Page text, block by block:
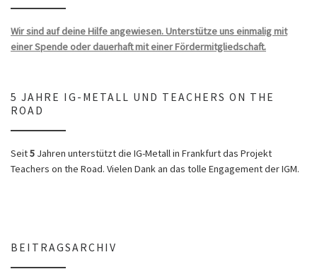
Wir sind auf deine Hilfe angewiesen. Unterstütze uns einmalig mit
einer Spende oder dauerhaft mit einer Fördermitgliedschaft.
5 JAHRE IG-METALL UND TEACHERS ON THE
ROAD
Seit5 Jahren unterstützt die IG-Metall in Frankfurt das Projekt
Teachers on the Road. Vielen Dank an das tolle Engagement der IGM.
BEITRAGSARCHIV